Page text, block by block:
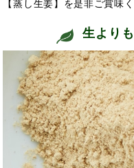
【蒸し生姜】を是非ご賞味く
生より